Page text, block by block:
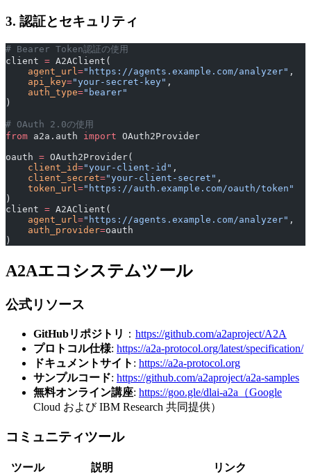
3. 認証とセキュリティ
# Bearer Token認証の使用
client = A2AClient(
    agent_url
="https://agents.example.com/analyzer" ,
    api_key
="your-secret-key" ,
    auth_type
="bearer"
)
# OAuth 2.0の使用
from a2a.auth import OAuth2Provider
oauth = OAuth2Provider(
    client_id
="your-client-id" ,
    client_secret
="your-client-secret" ,
    token_url
="https://auth.example.com/oauth/token"
)
client = A2AClient(
    agent_url
="https://agents.example.com/analyzer" ,
    auth_provider
=oauth
)
A2Aエコシステムツール
公式リソース
GitHubリポジトリ ： https://github.com/a2aproject/A2A
プロトコル仕様: https://a2a-protocol.org/latest/specification/
ドキュメントサイト : https://a2a-protocol.org
サンプルコード: https://github.com/a2aproject/a2a-samples
無料オンライン講座: https://goo.gle/dlai-a2a（Google
Cloud および IBM Research 共同提供）
コミュニティツール
ツール 説明
リンク